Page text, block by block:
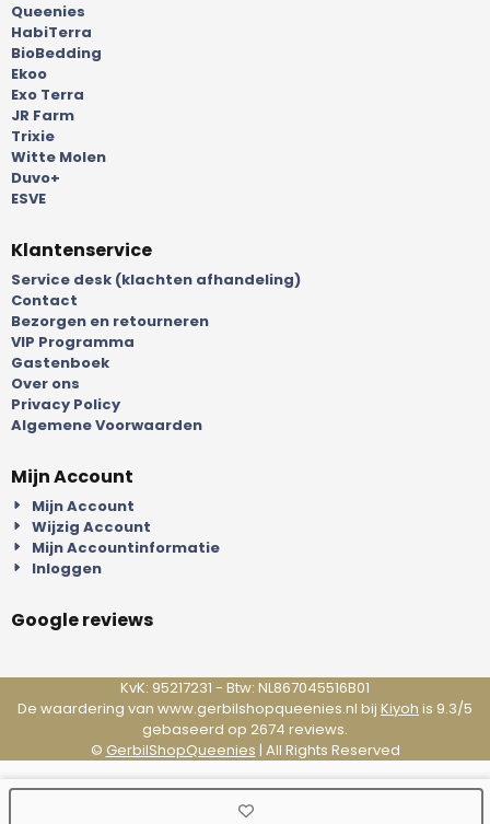
Queenies
HabiTerra
BioBedding
Ekoo
Exo Terra
JR Farm
Trixie
Witte Molen
Duvo+
ESVE
Klantenservice
Service desk (klachten afhandeling)
Contact
Bezorgen en retourneren
VIP Programma
Gastenboek
Over ons
Privacy Policy
Algemene Voorwaarden
Mijn Account
Mijn Account
Wijzig Account
Mijn Accountinformatie
Inloggen
Google reviews
KvK: 95217231 - Btw: NL867045516B01
De waardering van www.gerbilshopqueenies.nl bij Kiyoh is 9.3/5
gebaseerd op 2674 reviews.
© GerbilShopQueenies | All Rights Reserved